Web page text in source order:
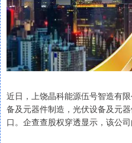
近日，上饶晶科能源伍号智造有
备及元器件制造，光伏设备及元
口。企查查股权穿透显示，该公